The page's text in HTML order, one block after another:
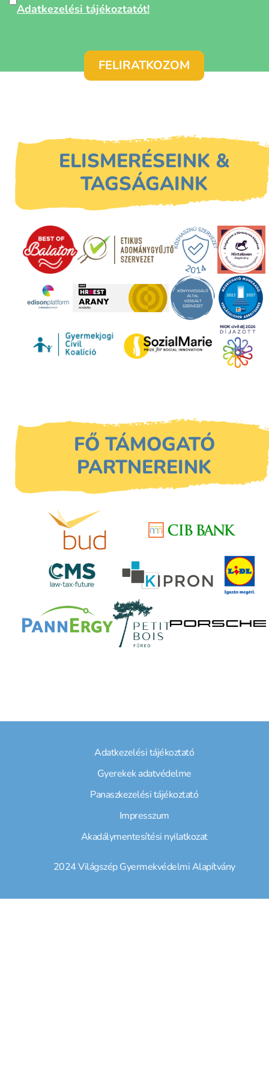
adatok
Adatkezelési tájékoztatót!
ELISMERÉSEINK &
TAGSÁGAINK
FŐ TÁMOGATÓ
PARTNEREINK
2024 Világszép Gyermekvédelmi Alapítvány
Adatkezelési tájékoztató
Gyerekek adatvédelme
Panaszkezelési tájékoztató
Impresszum
Akadálymentesítési nyilatkozat